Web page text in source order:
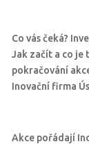
Co vás čeká?
Jak začít a co je
pokračování
Inovační firma
Akce pořádají